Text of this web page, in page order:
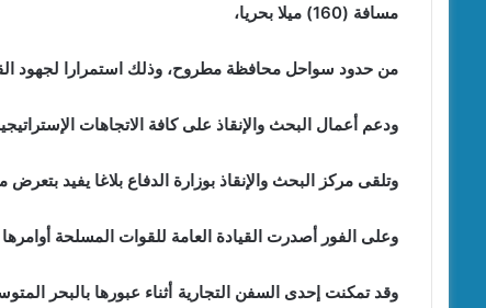
مسافة (160) ميلا بحريا،
من حدود سواحل محافظة مطروح، وذلك استمرارا لجهود
ودعم أعمال البحث والإنقاذ على كافة الاتجاهات
وتلقى مركز البحث والإنقاذ بوزارة الدفاع بلاغا يفيد
وعلى الفور أصدرت القيادة العامة للقوات المسلحة
وقد تمكنت إحدى السفن التجارية أثناء عبورها بالبحر